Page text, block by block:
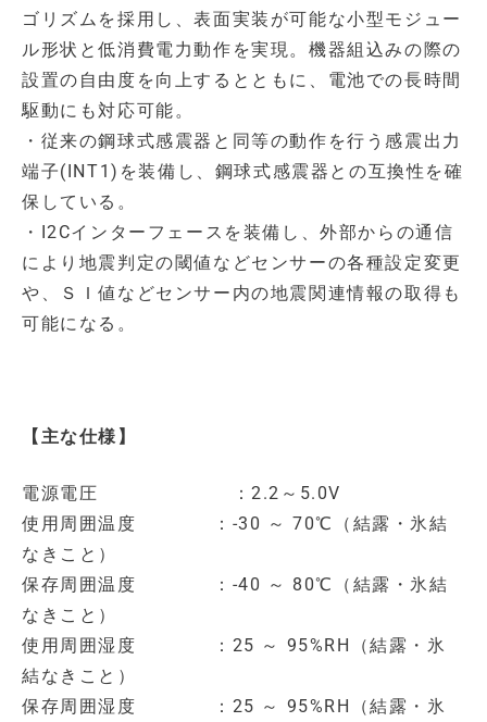
ゴリズムを採用し、表面実装が可能な小型モジュー
ル形状と低消費電力動作を実現。機器組込みの際の
設置の自由度を向上するとともに、電池での長時間
駆動にも対応可能。
・従来の鋼球式感震器と同等の動作を行う感震出力
端子(INT1)を装備し、鋼球式感震器との互換性を確
保している。
・I2Cインターフェースを装備し、外部からの通信
により地震判定の閾値などセンサーの各種設定変更
や、ＳＩ値などセンサー内の地震関連情報の取得も
可能になる。
【主な仕様】
電源電圧 ：2.2～5.0V
使用周囲温度 ：-30 ～ 70℃（結露・氷結
なきこと）
保存周囲温度 ：-40 ～ 80℃（結露・氷結
なきこと）
使用周囲湿度 ：25 ～ 95%RH（結露・氷
結なきこと）
保存周囲湿度 ：25 ～ 95%RH（結露・氷